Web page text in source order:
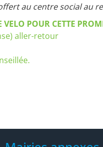
au centre social au
POUR CETTE
aller-retour